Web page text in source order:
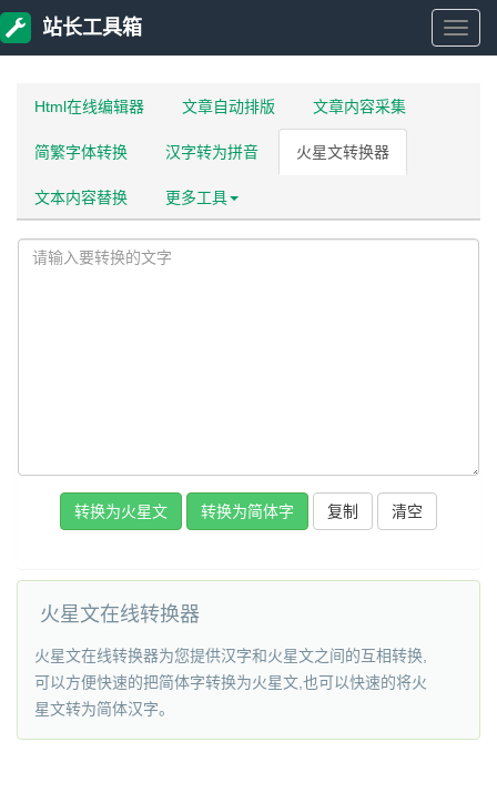
站
站长工具箱
Html在线编辑器 文章自动排版 文章内容采集
简繁字体转换 汉字转为拼音 火星文转换器
文本内容替换 更多工具
复制
火星文在线转换器
火星文在线转换器为您提供汉字和火星文之间的互相转换,
可以方便快速的把简体字转换为火星文,也可以快速的将火
星文转为简体汉字。